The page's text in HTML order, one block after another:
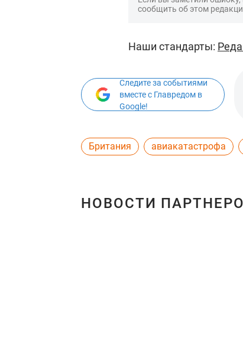
сообщить об этом
Наши стандарты:
Следите за событиями
вместе с Главредом в
Google!
Британия авиакатастрофа
НОВОСТИ